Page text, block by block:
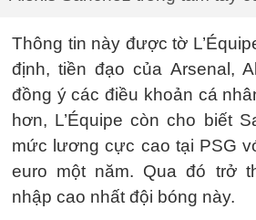
Thông tin này được tờ
định, tiền đạo của Arsenal,
đồng ý các điều khoản cá
hơn, L’Équipe còn cho biết
mức lương cực cao tại PSG
euro một năm. Qua đó trở
nhập cao nhất đội bóng này.